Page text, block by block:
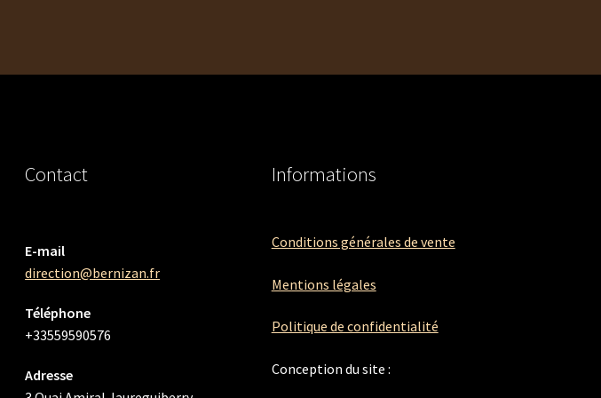
Contact
E-mail
direction@bernizan.fr
Téléphone
+33559590576
Adresse
Informations
Conditions générales de vente
Mentions légales
Politique de confidentialité
Conception du site :